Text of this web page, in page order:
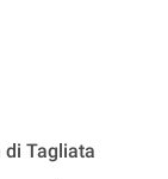
Tagliata